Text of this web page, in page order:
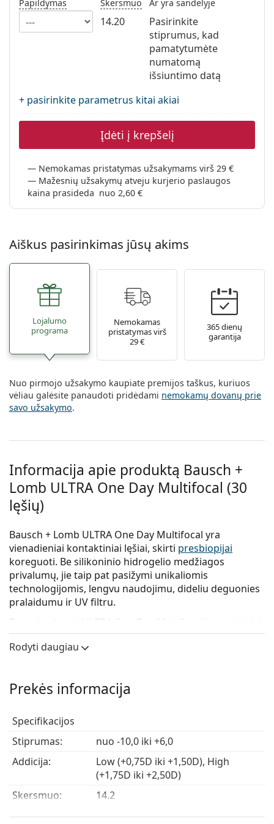
Persol
Prada
Papildymas Skersmuo
14.20
Ar yra sandėlyje
Pasirinkite
stiprumus, kad
pamatytumėte
numatomą
išsiuntimo datą
+ pasirinkite parametrus kitai akiai
Įdėti į krepšelį
Nemokamas pristatymas užsakymams virš 29 €
Mažesnių užsakymų atveju kurjerio paslaugos
kaina prasideda nuo 2,60 €
Aiškus pasirinkimas jūsų akims
Lojalumo
programa
Nemokamas
pristatymas virš
29 €
365 dienų
garantija
Nuo pirmojo užsakymo kaupiate premijos taškus, kuriuos
vėliau galėsite panaudoti pridėdami nemokamų dovanų prie
savo užsakymo.
Informacija apie produktą Bausch +
Lomb ULTRA One Day Multifocal (30
lęšių)
Bausch + Lomb ULTRA One Day Multifocal yra
vienadieniai kontaktiniai lęšiai, skirti presbiopijai
koreguoti. Be silikoninio hidrogelio medžiagos
privalumų, jie taip pat pasižymi unikaliomis
technologijomis, lengvu naudojimu, dideliu deguonies
pralaidumu ir UV filtru.
Bausch + Lomb ULTRA One Day Multifocal kontaktiniai
lęšiai sujungia Advanced MoistureSeal ir ComfortFeel
technologijas, kurios kartu užtikrina išskirtinį komfortą
kurį sukelia retesnis mirksėjimas naudojantis
puikių fizinių savybių jie užtikrina komfortišką
nešiojimą visą dieną.
Bausch + Lomb ULTRA One Day Multifocal turi
inovatyvų 3-Zone Progressive Design dizainą,
užtikrinantį puikų matymą iš arti, vidutiniu ir tolimu
atstumu net ir esant prastam apšvietimui.
Rodyti daugiau
Prekės informacija
Specifikacijos
Stiprumas:
nuo -10,0 iki +6,0
Addicija:
Low (+0,75D iki +1,50D), High
(+1,75D iki +2,50D)
Skersmuo:
14.2
Bazinis
8.6